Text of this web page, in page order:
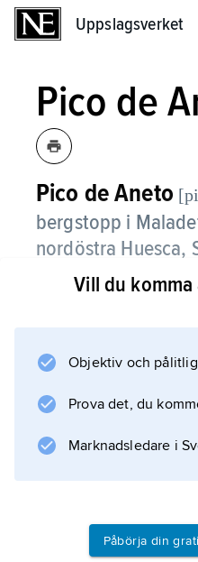
Uppslagsverket
Pico de
Pico de Aneto
bergstopp i
nordöstra Huesca,
Pico de Aneto är
Vill du
Objektiv och
Prova det, du
Marknadsledare i
Påbörja din